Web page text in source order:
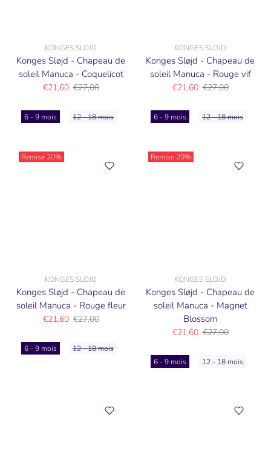
KONGES SLOJD
Konges Sløjd - Chapeau de
soleil Manuca - Coquelicot
€21,60 €27,00
6 - 9 mois 12 - 18 mois
KONGES SLOJD
Konges Sløjd - Chapeau de
soleil Manuca - Rouge vif
€21,60 €27,00
6 - 9 mois 12 - 18 mois
Remise 20%
KONGES SLOJD
Konges Sløjd - Chapeau de
soleil Manuca - Rouge fleur
€21,60 €27,00
6 - 9 mois 12 - 18 mois
Remise 20%
KONGES SLOJD
Konges Sløjd - Chapeau de
soleil Manuca - Magnet
Blossom
€21,60 €27,00
6 - 9 mois 12 - 18 mois